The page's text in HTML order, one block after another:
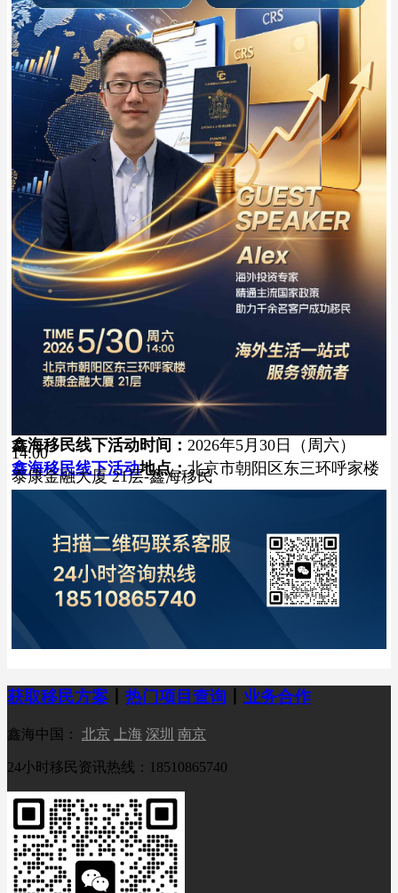
鑫海移民线下活动时间： 2026年5月30日（周六）
14:00
鑫海移民线下活动地点：北京市朝阳区东三环呼家楼
泰康金融大厦 21层-鑫海移民
获取移民方案 热门项目查询 业务合作
鑫海中国： 北京 上海 深圳 南京
24小时移民资讯热线：18510865740